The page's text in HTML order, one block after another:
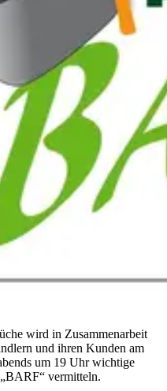
wird in Zusammenarbeit
und ihren Kunden am
um 19 Uhr wichtige
vermitteln.